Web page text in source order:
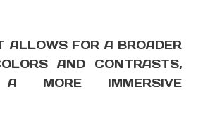
ALLOWS FOR A BROADER
AND CONTRASTS,
A MORE IMMERSIVE